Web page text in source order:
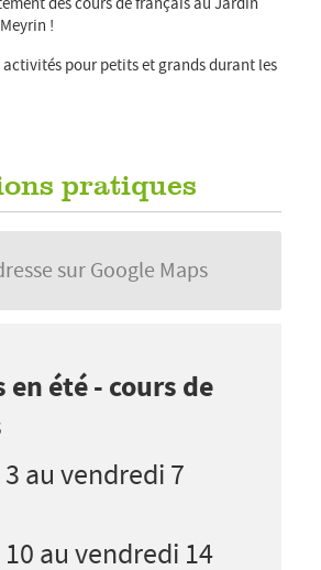
!
activités pour petits et grands durant les
pratiques
sur Google Maps
en été - cours de
au vendredi 7
au vendredi 14